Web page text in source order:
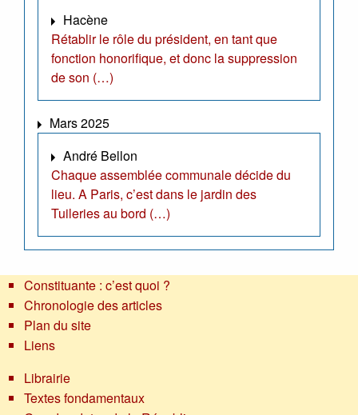
Hacène
Rétablir le rôle du président, en tant que
fonction honorifique, et donc la suppression
de son (…)
Mars 2025
André Bellon
Chaque assemblée communale décide du
lieu. A Paris, c’est dans le jardin des
Tuileries au bord (…)
Constituante : c’est quoi ?
Chronologie des articles
Plan du site
Liens
Librairie
Textes fondamentaux